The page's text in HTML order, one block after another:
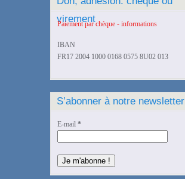
virement
Paiement par chèque - informations
IBAN
FR17 2004 1000 0168 0575 8U02 013
S’abonner à notre newsletter
E-mail *